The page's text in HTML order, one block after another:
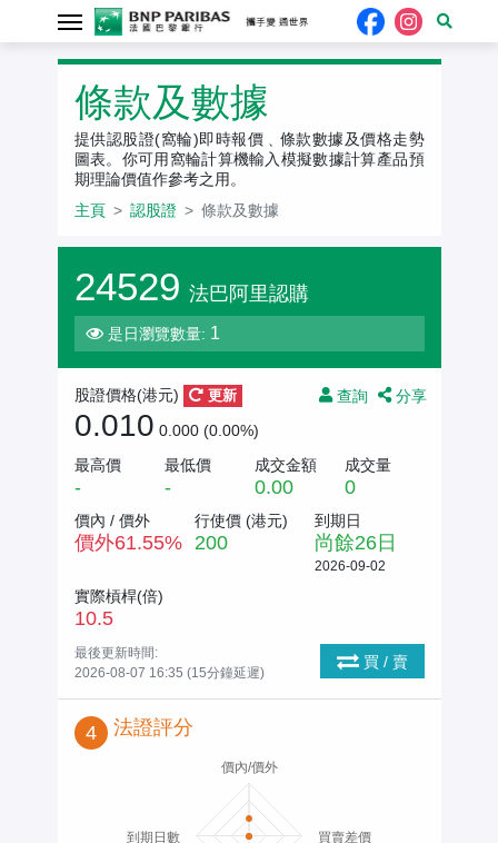
認股證
條款及數據
提供認股證(窩輪)即時報價﹑條款數據及價格走勢
圖表。你可用窩輪計算機輸入模擬數據計算產品預
期理論價值作參考之用。
主頁
認股證 條款及數據
24529 法巴阿里認購
是日瀏覽數量: 1
查詢 分享
股證價格(港元) 更新
0.010 0.000 (0.00%)
最高價
-
最低價
-
成交金額
0.00
成交量
0
價內 / 價外
價外61.55%
行使價 (港元)
200
到期日
尚餘26日
2026-09-02
實際槓桿(倍)
10.5
最後更新時間:
2026-08-07 16:35 (15分鐘延遲)
買 / 賣
4 法證評分
價內/價外
買賣差價
到期日數